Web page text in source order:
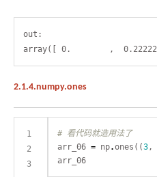
out:
2.1.4.numpy.ones
1
2
3
# 看代码就造用法了
arr_06 = np.ones((3,
arr_06